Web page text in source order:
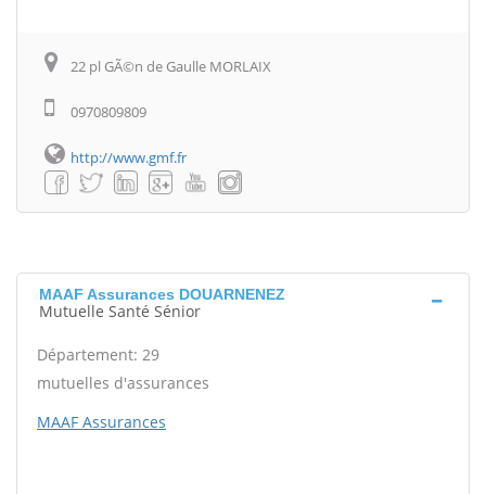
22 pl GÃ©n de Gaulle MORLAIX
0970809809
http://www.gmf.fr
MAAF Assurances DOUARNENEZ
Mutuelle Santé Sénior
Département: 29
mutuelles d'assurances
MAAF Assurances